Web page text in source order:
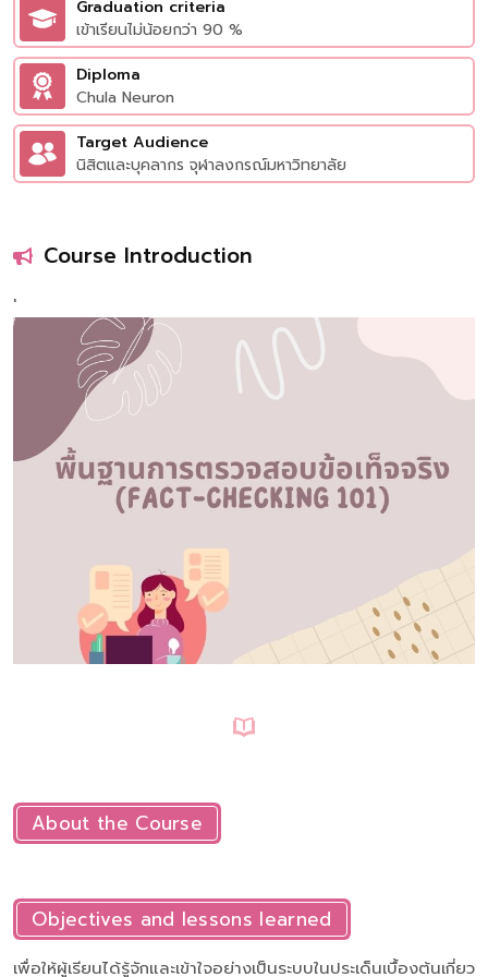
Graduation criteria
เข้าเรียนไม่น้อยกว่า 90 %
Diploma
Chula Neuron
Target Audience
นิสิตและบุคลากร จุฬาลงกรณ์มหาวิทยาลัย
Course Introduction
'
About the Course
Objectives and lessons learned
เพื่อให้ผู้เรียนได้รู้จักและเข้าใจอย่างเป็นระบบในประเด็นเบื้องต้นเกี่ยว